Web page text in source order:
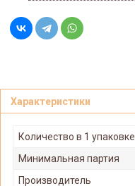
Характеристики
Количество в 1 упаковке
Минимальная партия
Производитель